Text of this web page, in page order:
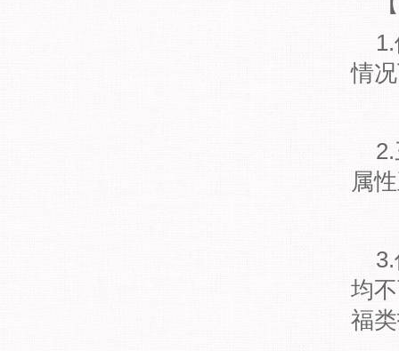
1.
情
2.
属
3.
均
福